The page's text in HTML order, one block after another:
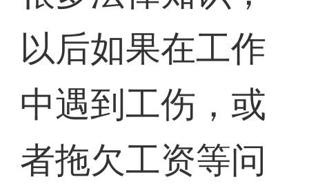
以后如果在工作
中遇到工伤，或
者拖欠工资等问